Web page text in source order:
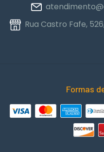
Rua Castro Fafe,
Formas